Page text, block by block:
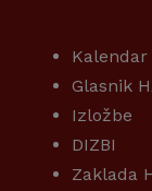
Kalendar
Glasnik
Izložbe
DIZBI
Zaklada